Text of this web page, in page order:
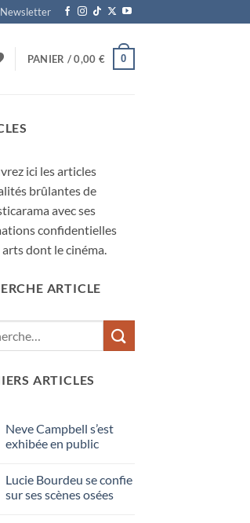
Newsletter
PANIER /0,00 € 0
ici les articles
brûlantes de
avec ses
confidentielles
dont le cinéma.
ARTICLE
ARTICLES
Neve Campbell s’est
exhibée en public
Lucie Bourdeu se confie
sur ses scènes osées